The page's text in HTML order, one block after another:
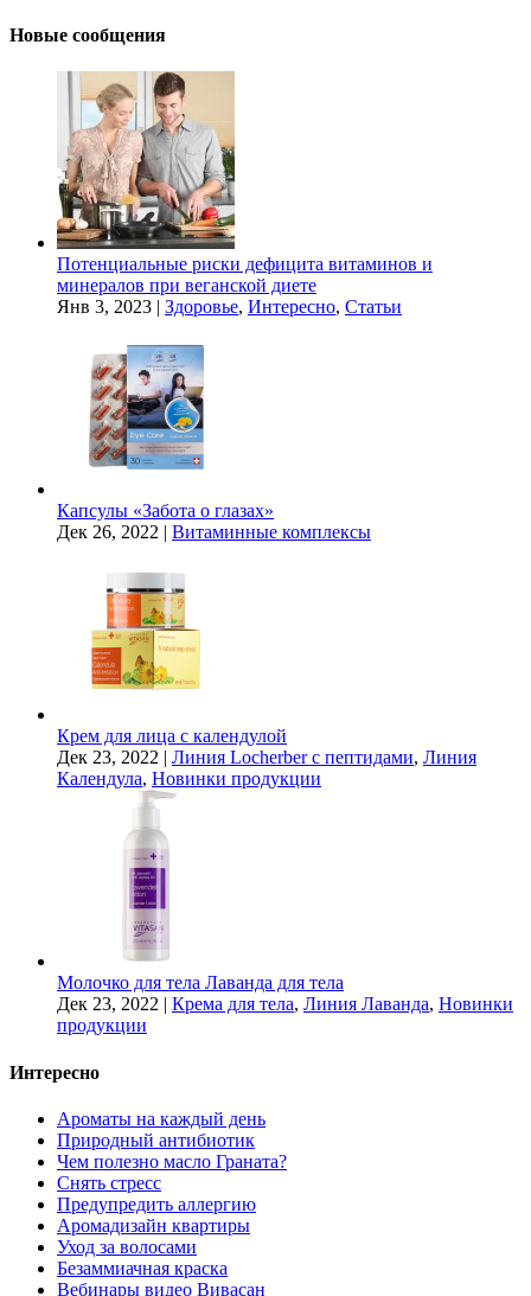
Новые сообщения
Потенциальные риски дефицита витаминов и
минералов при веганской диете
Янв 3, 2023 | Здоровье, Интересно, Статьи
Капсулы «Забота о глазах»
Дек 26, 2022 | Витаминные комплексы
Крем для лица с календулой
Дек 23, 2022 | Линия Locherber с пептидами, Линия
Календула, Новинки продукции
Молочко для тела Лаванда для тела
Дек 23, 2022 | Крема для тела, Линия Лаванда, Новинки
продукции
Интересно
Ароматы на каждый день
Природный антибиотик
Чем полезно масло Граната?
Снять стресс
Предупредить аллергию
Аромадизайн квартиры
Уход за волосами
Безаммиачная краска
Вебинары видео Вивасан